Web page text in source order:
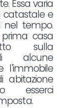
Essa varia
catastale e
nel tempo.
casa
sulla
alcune
l'immobile
abitazione
esserci